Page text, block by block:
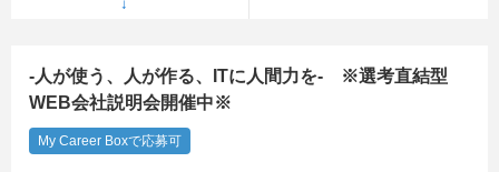
-人が使う、人が作る、ITに人間力を- ※選考直結型
WEB会社説明会開催中※
My Career Boxで応募可